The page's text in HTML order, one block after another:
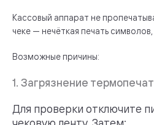
Кассовый аппарат не
чеке — нечёткая печать
Возможные причины:
1. Загрязнение
Для проверки отключите
чековую ленту. Затем: